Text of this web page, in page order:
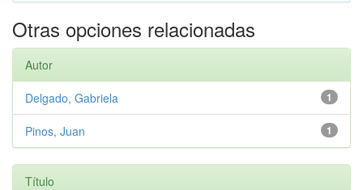
Otras opciones relacionadas
Autor
1
Delgado, Gabriela
1
Pinos, Juan
Título